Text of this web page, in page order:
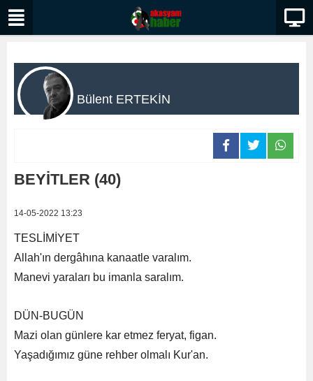
Bülent ERTEKİN
BEYİTLER (40)
14-05-2022 13:23
TESLİMİYET
Allah'ın dergâhına kanaatle varalım.
Manevi yaraları bu imanla saralım.
DÜN-BUGÜN
Mazi olan günlere kar etmez feryat, figan.
Yaşadığımız güne rehber olmalı Kur'an.